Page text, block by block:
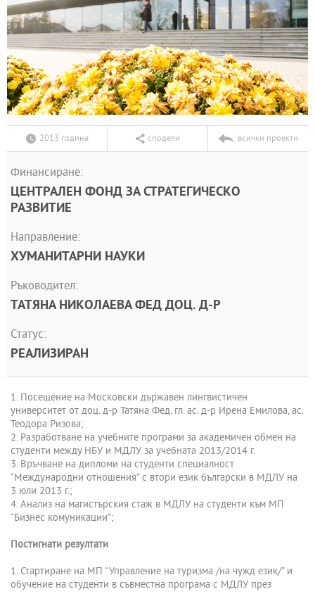
2013 година сподели всички проекти
Финансиране:
ЦЕНТРАЛЕН ФОНД ЗА СТРАТЕГИЧЕСКО
РАЗВИТИЕ
Направление:
ХУМАНИТАРНИ НАУКИ
Ръководител:
ТАТЯНА НИКОЛАЕВА ФЕД ДОЦ. Д-Р
Статус:
РЕАЛИЗИРАН
1. Посещение на Московски държавен лингвистичен
университет от доц. д-р Татяна Фед, гл. ас. д-р Ирена Емилова, ас.
Теодора Ризова;
2. Разработване на учебните програми за академичен обмен на
студенти между НБУ и МДЛУ за учебната 2013/2014 г.
3. Връчване на дипломи на студенти специалност
“Международни отношения” с втори език български в МДЛУ на
3 юли 2013 г.;
4. Анализ на магистърския стаж в МДЛУ на студенти към МП
“Бизнес комуникации”;
Постигнати резултати
1. Стартиране на МП “Управление на туризма /на чужд език/” и
обучение на студенти в съвместна програма с МДЛУ през